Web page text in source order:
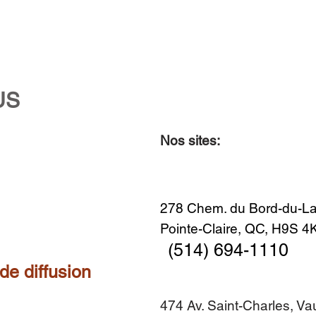
Aperçu rapide
Premier Hiver
Aperçu rapide
Centre-ville no. 18
Aperçu rapide
Sans titre
Aperçu rapide
Diner en famille no. 2
Nos sites:
278 Chem. du Bord-du-
Pointe-Claire, QC, H9S
diffusion
(514) 694-1110
474 Av. Saint-Charles,